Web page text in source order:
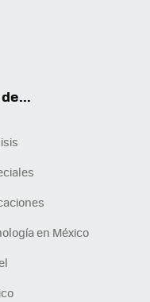
en México